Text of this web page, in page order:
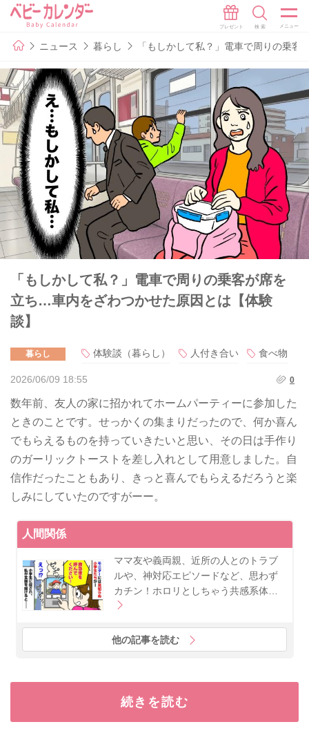
ニュース 暮らし 「もしかして私？」電車で周りの乗
「もしかして私？」電車で周りの乗客が席を
立ち…車内をざわつかせた原因とは【体験
談】
暮らし 体験談（暮らし） 人付き合い 食べ物
2026/06/09 18:55 0
数年前、友人の家に招かれてホームパーティーに参加した
ときのことです。せっかくの集まりだったので、何か喜ん
でもらえるものを持っていきたいと思い、その日は手作り
のガーリックトーストを差し入れとして用意しました。自
信作だったこともあり、きっと喜んでもらえるだろうと楽
しみにしていたのですがーー。
人間関係
ママ友や義両親、近所の人とのトラブ
ルや、神対応エピソードなど、思わず
カチン！ホロリとしちゃう共感系体…
他の記事を読む
続きを読む